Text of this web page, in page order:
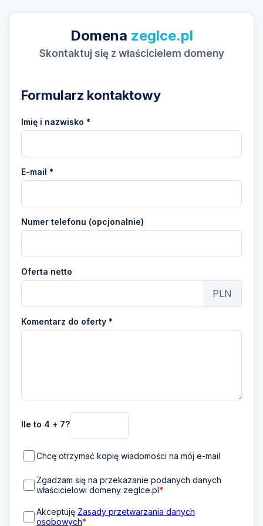
Domena zeglce.pl
Skontaktuj się z właścicielem domeny
Formularz kontaktowy
Imię i nazwisko *
E-mail *
Numer telefonu (opcjonalnie)
Oferta netto
PLN
Komentarz do oferty *
Ile to 4 + 7?
Chcę otrzymać kopię wiadomości na mój e-mail
Zgadzam się na przekazanie podanych danych
właścicielowi domeny zeglce.pl*
Akceptuję Zasady przetwarzania danych
osobowych*